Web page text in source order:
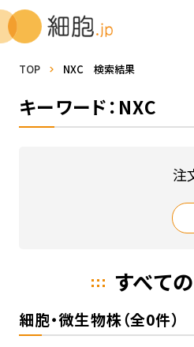
TOP NXC 検索結果
キーワード：NXC
注
すべて
細胞・微生物株（全0件）